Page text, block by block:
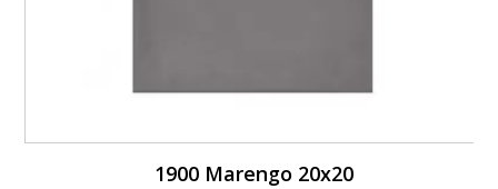
1900 Marengo 20x20